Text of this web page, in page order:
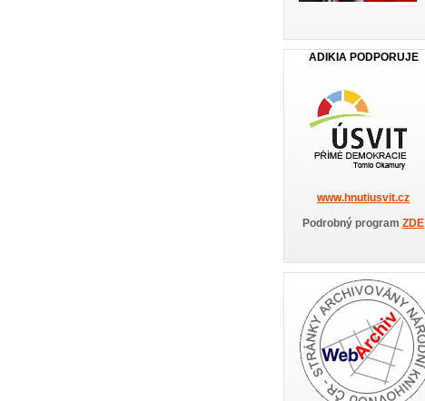
ADIKIA PODPORUJE
www.hnutiusvit.cz
Podrobný program ZDE